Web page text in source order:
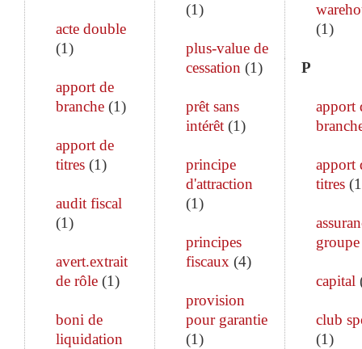
acte double
(1)
apport de
branche (1)
apport de
titres (1)
audit fiscal
(1)
avert.extrait
de rôle (1)
boni de
liquidation
(1)
plus-value de
cessation (1)
prêt sans
intérêt(1)
principe
d'attraction
(1)
principes
fiscaux (4)
provision
pour garantie
(1)
(1)
P
apport
apport
titres(1
groupe
capital
club
(1)